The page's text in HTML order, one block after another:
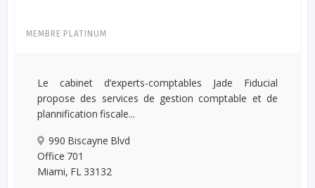
MEMBRE PLATINUM
Le cabinet d’experts-comptables Jade Fiducial
propose des services de gestion comptable et de
plannification fiscale...
990 Biscayne Blvd
Office 701
Miami, FL 33132